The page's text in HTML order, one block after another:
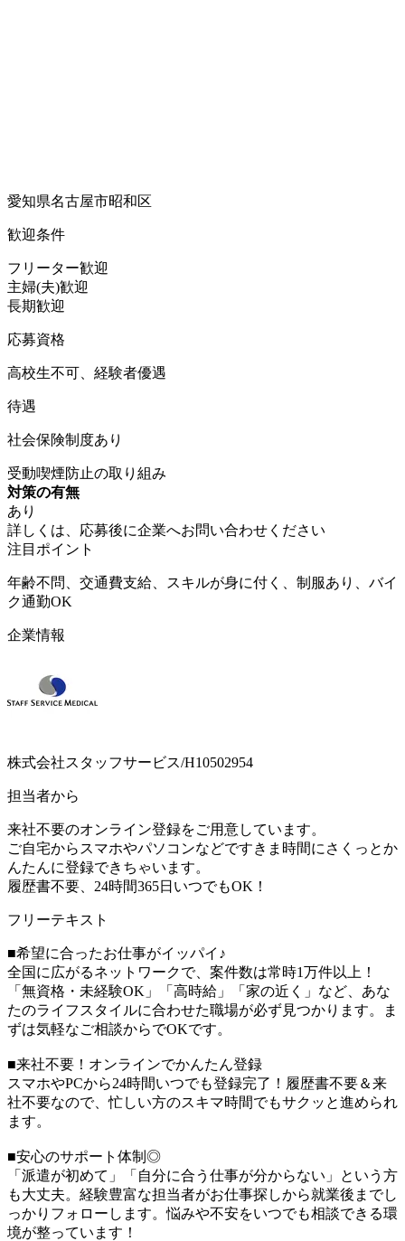
愛知県名古屋市昭和区
歓迎条件
フリーター歓迎
主婦(夫)歓迎
長期歓迎
応募資格
高校生不可、経験者優遇
待遇
社会保険制度あり
受動喫煙防止の取り組み
対策の有無
あり
詳しくは、応募後に企業へお問い合わせください
注目ポイント
年齢不問、交通費支給、スキルが身に付く、制服あり、バイ
ク通勤OK
企業情報
株式会社スタッフサービス/H10502954
担当者から
来社不要のオンライン登録をご用意しています。
ご自宅からスマホやパソコンなどですきま時間にさくっとか
んたんに登録できちゃいます。
履歴書不要、24時間365日いつでもOK！
フリーテキスト
■希望に合ったお仕事がイッパイ♪
全国に広がるネットワークで、案件数は常時1万件以上！
「無資格・未経験OK」「高時給」「家の近く」など、あな
たのライフスタイルに合わせた職場が必ず見つかります。ま
ずは気軽なご相談からでOKです。
■来社不要！オンラインでかんたん登録
スマホやPCから24時間いつでも登録完了！履歴書不要＆来
社不要なので、忙しい方のスキマ時間でもサクッと進められ
ます。
■安心のサポート体制◎
「派遣が初めて」「自分に合う仕事が分からない」という方
も大丈夫。経験豊富な担当者がお仕事探しから就業後までし
っかりフォローします。悩みや不安をいつでも相談できる環
境が整っています！